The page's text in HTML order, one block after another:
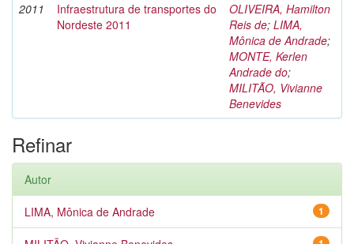
2011
Infraestrutura de transportes do
Nordeste 2011
OLIVEIRA, Hamilton
Reis de; LIMA,
Mônica de Andrade;
MONTE, Kerlen
Andrade do;
MILITÃO, Vivianne
Benevides
Refinar
Autor
1
LIMA, Mônica de Andrade